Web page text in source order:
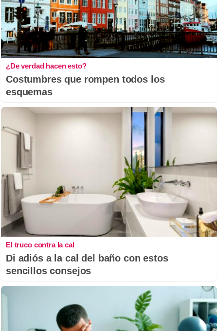
¿De verdad hacen esto?
Costumbres que rompen todos los
esquemas
El truco contra la cal
Di adiós a la cal del baño con estos
sencillos consejos